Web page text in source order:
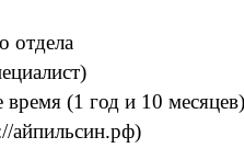
отдела
время (1 год и 10
айпильсин.рф)